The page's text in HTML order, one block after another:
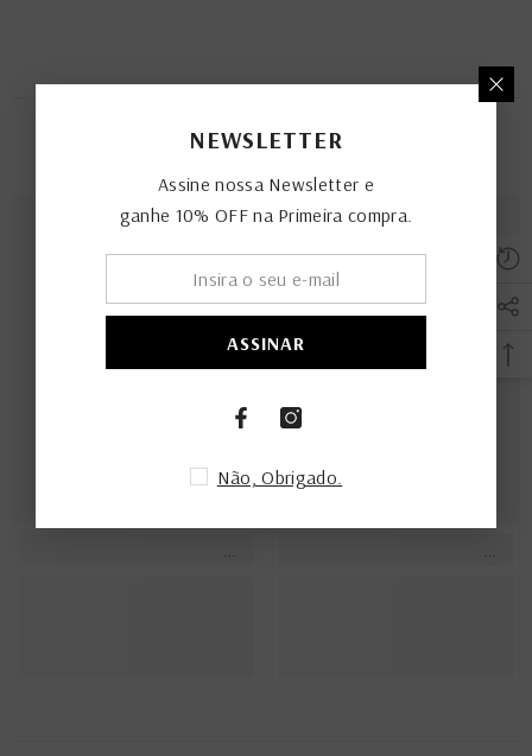
PRODUTOS RELACIONADOS
NEWSLETTER
Assine nossa Newsletter e
ganhe 10% OFF na Primeira compra.
ASSINAR
Não, Obrigado.